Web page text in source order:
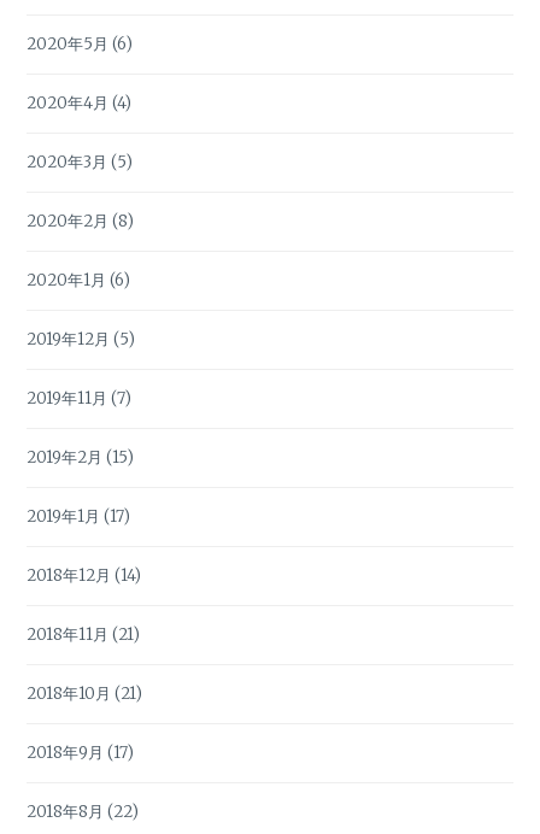
2020年5月 (6)
2020年4月 (4)
2020年3月 (5)
2020年2月 (8)
2020年1月 (6)
2019年12月 (5)
2019年11月 (7)
2019年2月 (15)
2019年1月 (17)
2018年12月 (14)
2018年11月 (21)
2018年10月 (21)
2018年9月 (17)
2018年8月 (22)